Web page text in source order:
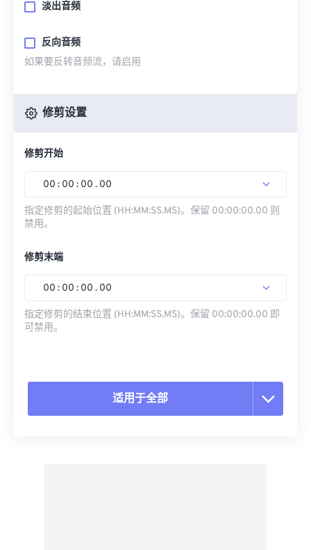
淡出音频
反向音频
如果要反转音频流，请启用
修剪设置
修剪开始
00 : 00 : 00 . 00
指定修剪的起始位置 (HH:MM:SS.MS)。保留 00:00:00.00 则
禁用。
修剪末端
00 : 00 : 00 . 00
指定修剪的结束位置 (HH:MM:SS.MS)。保留 00:00:00.00 即
可禁用。
适用于全部